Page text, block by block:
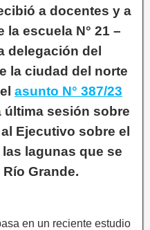
a docentes y a
escuela N° 21 –
delegación del
la ciudad del norte
asunto N° 387/23
última sesión sobre
Ejecutivo sobre el
lagunas que se
Grande.
en un reciente estudio